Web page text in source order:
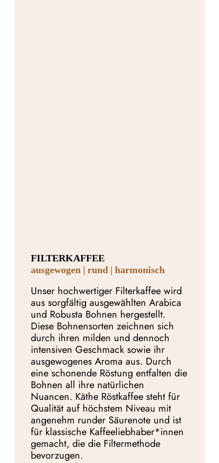
FILTERKAFFEE
ausgewogen | rund | harmonisch
Unser hochwertiger Filterkaffee wird
aus sorgfältig ausgewählten Arabica
und Robusta Bohnen hergestellt.
Diese Bohnensorten zeichnen sich
durch ihren milden und dennoch
intensiven Geschmack sowie ihr
ausgewogenes Aroma aus. Durch
eine schonende Röstung entfalten die
Bohnen all ihre natürlichen
Nuancen. Käthe Röstkaffee steht für
Qualität auf höchstem Niveau mit
angenehm runder Säurenote und ist
für klassische Kaffeeliebhaber*innen
gemacht, die die Filtermethode
bevorzugen.